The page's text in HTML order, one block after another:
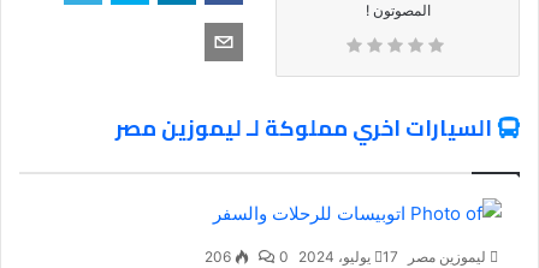
المصوتون !
السيارات اخري مملوكة لـ ليموزين مصر
ليموزين مصر 17 يوليو، 2024 0
206